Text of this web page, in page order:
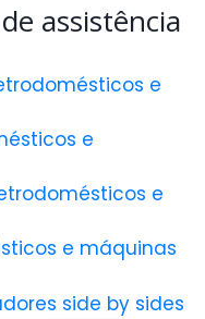
assistência
e
e
e
e máquinas
side by sides